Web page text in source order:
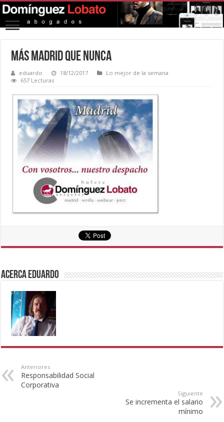
Más Madrid que nunca
eduardo 18/12/2017
Lo mejor de la semana
657 Lecturas
Acerca eduardo
Anteriores
Responsabilidad Social
Corporativa
Siguiente
Se incrementa el salario
mínimo